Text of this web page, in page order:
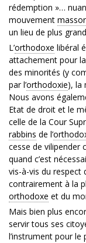
rédemption »…
mouvement
un lieu de plus
L’orthodoxe libéral
attachement pour
des minorités (y
par l’orthodoxie), la
Nous avons
Etat de droit et le
celle de la Cour
rabbins de l’
cesse de vilipender
quand c’est
vis-à-vis du respect
contrairement à la
orthodoxe et du
Mais bien plus
servir tous ses
l’instrument pour le